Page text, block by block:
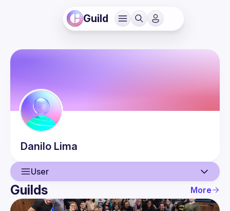
Guild
Danilo Lima
User
User
Guilds More